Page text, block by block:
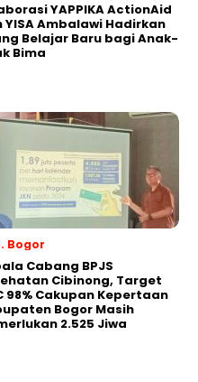
YAPPIKA ActionAid
YISA Ambalawi Hadirkan
Belajar Baru bagi Anak-
Bima
Bogor
Cabang BPJS
Cibinong, Target
98% Cakupan Kepertaan
Bogor Masih
2.525 Jiwa